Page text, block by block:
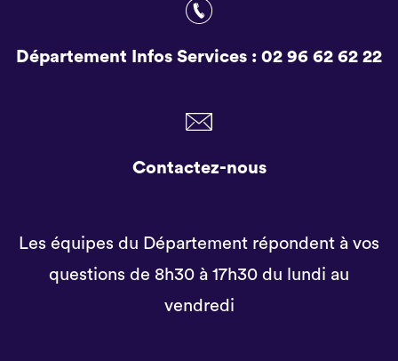
Département Infos Services : 02 96 62 62 22
Contactez-nous
Les équipes du Département répondent à vos
questions de 8h30 à 17h30 du lundi au
vendredi